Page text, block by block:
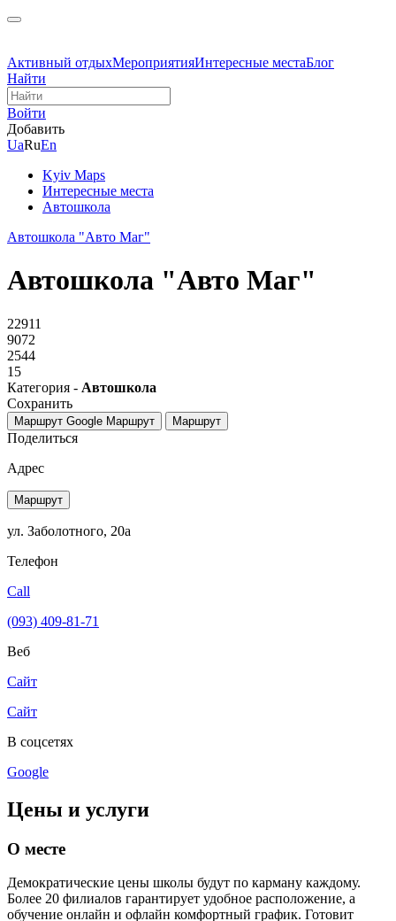
Активный отдыхМероприятияИнтересные местаБлог
Найти
Войти
Добавить
UaRuEn
Kyiv Maps
Интересные места
Автошкола
Автошкола "Авто Маг"
Автошкола "Авто Маг"
22911
9072
2544
15
Категория - Автошкола
Сохранить
Маршрут Google Маршрут Маршрут
Поделиться
Адрес
Маршрут
ул. Заболотного, 20а
Телефон
Call
(093) 409-81-71
Веб
Сайт
Сайт
В соцсетях
Google
Цены и услуги
О месте
Демократические цены школы будут по карману каждому.
Более 20 филиалов гарантирует удобное расположение, а
обучение онлайн и офлайн комфортный график. Готовит